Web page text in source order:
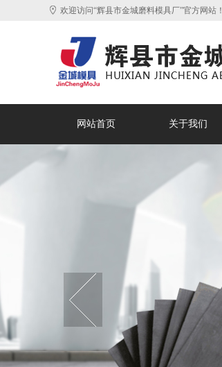
欢迎访问“辉县市金城磨料模具厂”官方网站！
网站首页 关于我们